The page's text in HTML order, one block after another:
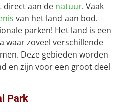
direct aan de natuur. Vaak
van het land aan bod.
parken! Het land is een
waar zoveel verschillende
Deze gebieden worden
en zijn voor een groot deel
Park